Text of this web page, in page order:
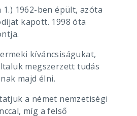
1962-ben épült, azóta
kapott. 1998 óta
kíváncsiságukat,
megszerzett tudás
majd élni.
a német nemzetiségi
míg a felső